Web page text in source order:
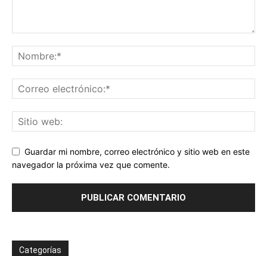
Guardar mi nombre, correo electrónico y sitio web en este
navegador la próxima vez que comente.
Categorías